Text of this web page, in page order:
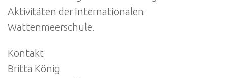
Aktivitäten der Internationalen
Wattenmeerschule.
Kontakt
Britta König